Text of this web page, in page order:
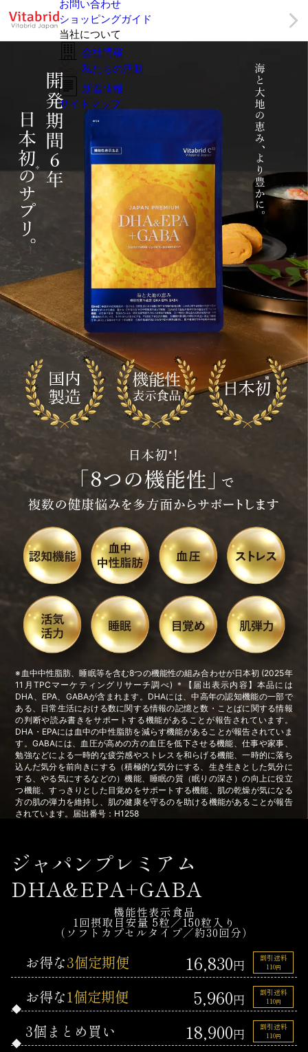
お問い合わせ
ショッピングガイド
当社について
会社情報
私たちの活動
新着情報
サイトマップ
※血中中性脂肪、睡眠等を含む8つの機能性の組み合わせが日本初 (2025年
11月TPCマーケティングリサーチ調べ) ＊【届出表示内容】本品には
DHA、EPA、GABAが含まれます。DHAには、中高年の認知機能の一部で
ある、日常生活における数に関する情報の記憶と数・ことばに関する情報
の判断や読み書きをサポートする機能があることが報告されています。
DHA・EPAには血中の中性脂肪を減らす機能があることが報告されていま
す。GABAには、血圧が高めの方の血圧を低下させる機能、仕事や家事、
勉強などによる一時的な疲労感やストレスを和らげる機能、一時的に落ち
込んだ気分を前向きにする（積極的な気分にする、生き生きとした気分に
する、やる気にするなどの）機能、睡眠の質（眠りの深さ）の向上に役立
つ機能、すっきりとした目覚めをサポートする機能、肌の乾燥が気になる
方の肌の弾力を維持し、肌の健康を守るのを助ける機能があることが報告
されています。届出番号：H1258
ジャパンプレミアム
DHA&EPA+GABA
機能性表示食品
1回摂取目安量 5粒／150粒入り
（ソフトカプセルタイプ／約30回分）
お得な3個定期便 16,830円
割引送料
110円
お得な1個定期便 5,960円
割引送料
110円
3個まとめ買い 18,900円
割引送料
110円